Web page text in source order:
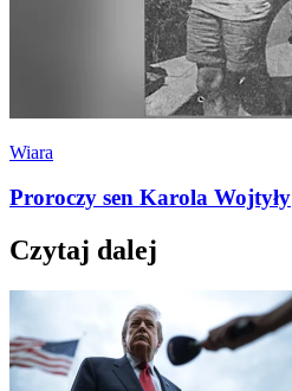
Wiara
Proroczy sen Karola Wojtyły
Czytaj dalej